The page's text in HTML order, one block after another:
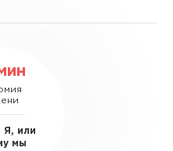
Я, или
мы